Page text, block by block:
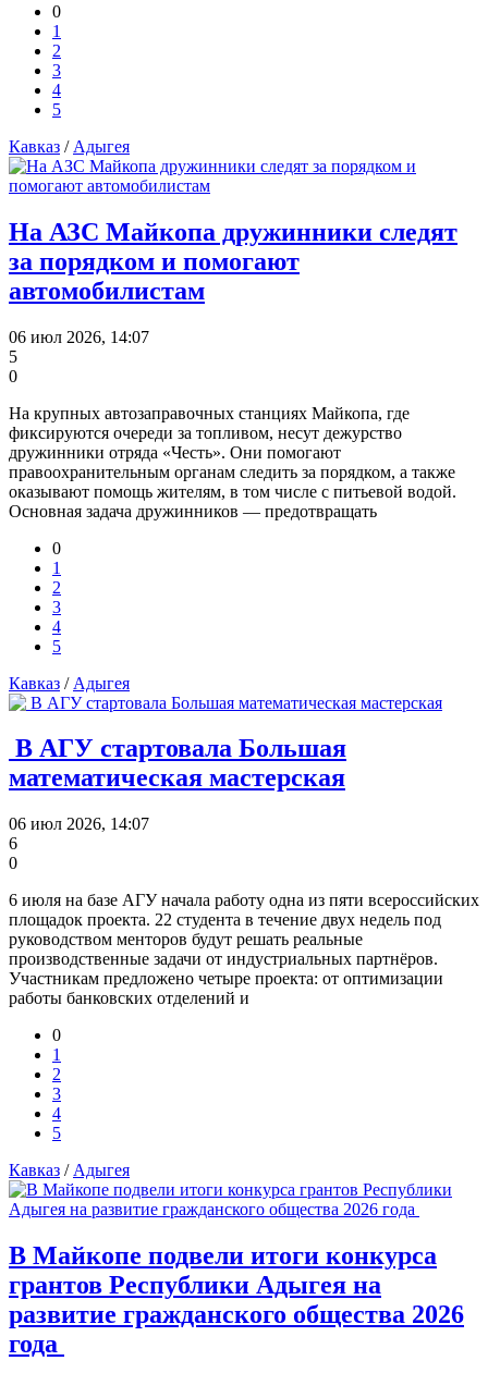
0
1
2
3
4
5
Кавказ / Адыгея
На АЗС Майкопа дружинники следят
за порядком и помогают
автомобилистам
06 июл 2026, 14:07
5
0
На крупных автозаправочных станциях Майкопа, где
фиксируются очереди за топливом, несут дежурство
дружинники отряда «Честь». Они помогают
правоохранительным органам следить за порядком, а также
оказывают помощь жителям, в том числе с питьевой водой.
Основная задача дружинников — предотвращать
0
1
2
3
4
5
Кавказ / Адыгея
В АГУ стартовала Большая
математическая мастерская
06 июл 2026, 14:07
6
0
6 июля на базе АГУ начала работу одна из пяти всероссийских
площадок проекта. 22 студента в течение двух недель под
руководством менторов будут решать реальные
производственные задачи от индустриальных партнёров.
Участникам предложено четыре проекта: от оптимизации
работы банковских отделений и
0
1
2
3
4
5
Кавказ / Адыгея
В Майкопе подвели итоги конкурса
грантов Республики Адыгея на
развитие гражданского общества 2026
года